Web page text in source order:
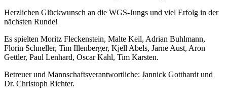
Herzlichen Glückwunsch an die WGS-Jungs und viel Erfolg in der
nächsten Runde!
Es spielten Moritz Fleckenstein, Malte Keil, Adrian Buhlmann,
Florin Schneller, Tim Illenberger, Kjell Abels, Jarne Aust, Aron
Gettler, Paul Lenhard, Oscar Kahl, Tim Karsten.
Betreuer und Mannschaftsverantwortliche: Jannick Gotthardt und
Dr. Christoph Richter.